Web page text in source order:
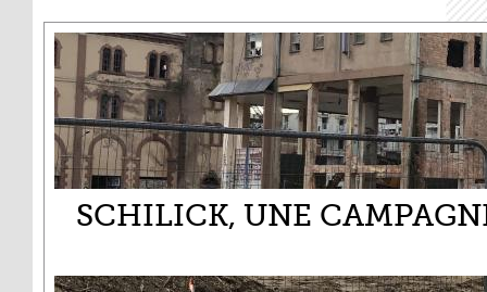
SCHILICK, UNE